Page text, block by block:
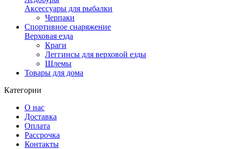
Аксессуары для рыбалки
Черпаки
Спортивное снаряжение
Верховая езда
Краги
Леггинсы для верховой езды
Шлемы
Товары для дома
Категории
О нас
Доставка
Оплата
Рассрочка
Контакты